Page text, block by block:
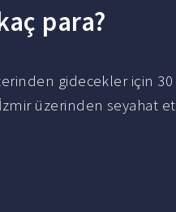
para?
gidecekler için 30
üzerinden seyahat